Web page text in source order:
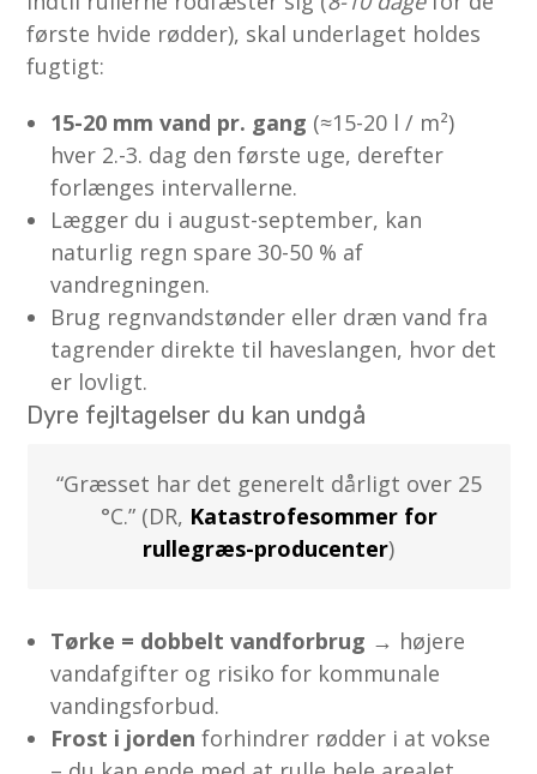
første hvide rødder), skal underlaget holdes
fugtigt:
15-20 mm vand pr. gang (≈15-20 l / m²)
hver 2.-3. dag den første uge, derefter
forlænges intervallerne.
Lægger du i august-september, kan
naturlig regn spare 30-50 % af
vandregningen.
Brug regnvandstønder eller dræn vand fra
tagrender direkte til haveslangen, hvor det
er lovligt.
Dyre fejltagelser du kan undgå
“Græsset har det generelt dårligt over 25
°C.” (DR, Katastrofesommer for
rullegræs-producenter)
Tørke = dobbelt vandforbrug → højere
vandafgifter og risiko for kommunale
vandingsforbud.
Frost i jorden forhindrer rødder i at vokse